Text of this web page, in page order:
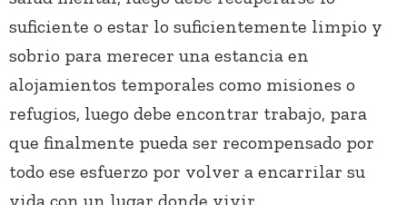
suficiente o estar lo suficientemente limpio y
sobrio para merecer una estancia en
alojamientos temporales como misiones o
refugios, luego debe encontrar trabajo, para
que finalmente pueda ser recompensado por
todo ese esfuerzo por volver a encarrilar su